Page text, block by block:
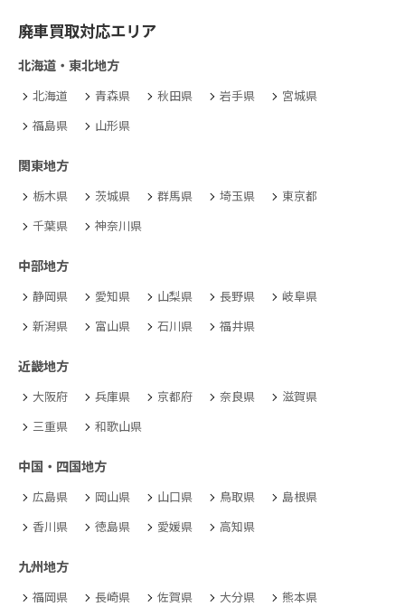
廃車買取対応エリア
北海道・東北地方
北海道 青森県 秋田県 岩手県
宮城県
福島県
山形県
関東地方
栃木県 茨城県 群馬県 埼玉県
東京都
千葉県
神奈川県
中部地方
静岡県 愛知県 山梨県 長野県
岐阜県
新潟県
富山県 石川県 福井県
近畿地方
大阪府 兵庫県 京都府 奈良県
滋賀県
三重県
和歌山県
中国・四国地方
広島県 岡山県 山口県 鳥取県
島根県
香川県
徳島県 愛媛県 高知県
九州地方
福岡県 長崎県 佐賀県 大分県
熊本県